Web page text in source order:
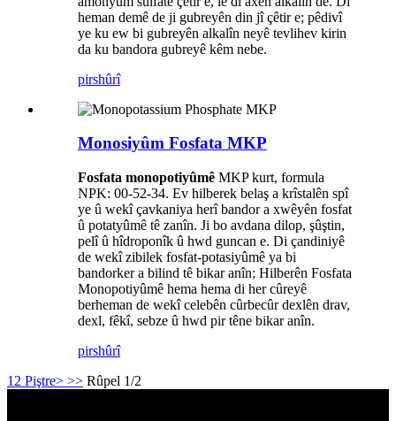
heman demê de ji gubreyên din jî çêtir e; pêdivî
ye ku ew bi gubreyên alkalîn neyê tevlihev kirin
da ku bandora gubreyê kêm nebe.
pirshûrî
Monosiyûm Fosfata MKP
Fosfata monopotiyûmê MKP kurt, formula
NPK: 00-52-34. Ev hilberek belaş a krîstalên spî
ye û wekî çavkaniya herî bandor a xwêyên fosfat
û potatyûmê tê zanîn. Ji bo avdana dilop, şûştin,
pelî û hîdroponîk û hwd guncan e. Di çandiniyê
de wekî zibilek fosfat-potasiyûmê ya bi
bandorker a bilind tê bikar anîn; Hilberên Fosfata
Monopotiyûmê hema hema di her cûreyê
berheman de wekî celebên cûrbecûr dexlên drav,
dexl, fêkî, sebze û hwd pir têne bikar anîn.
pirshûrî
1 2 Piştre> >> Rûpel 1/2